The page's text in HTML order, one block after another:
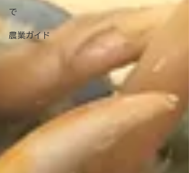
で
農業ガイド